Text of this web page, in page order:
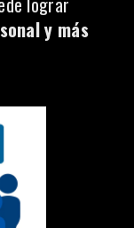
y más